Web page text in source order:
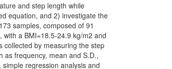
and step length while
equation, and 2) investigate the
samples, composed of 91
a BMI=18.5-24.9 kg/m2 and
collected by measuring the step
as frequency, mean and S.D.,
regression analysis and